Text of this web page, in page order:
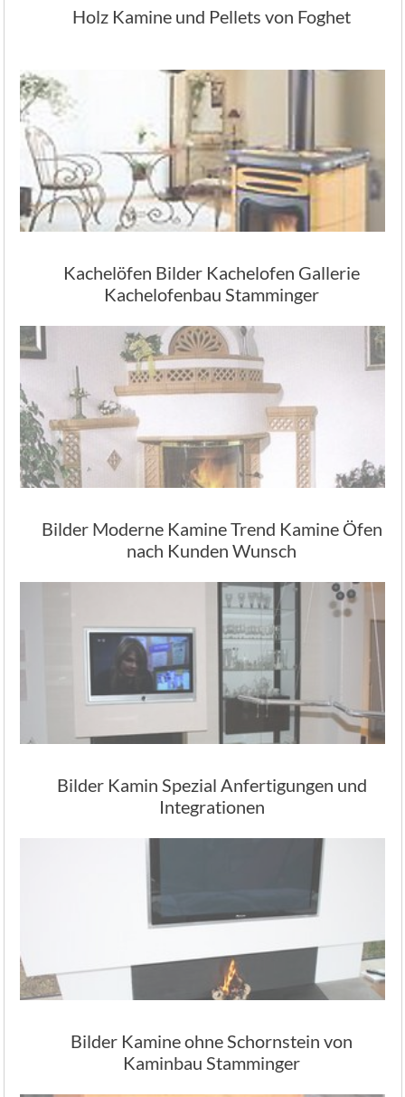
Holz Kamine und Pellets von Foghet
Kachelöfen Bilder Kachelofen Gallerie
Kachelofenbau Stamminger
Bilder Moderne Kamine Trend Kamine Öfen
nach Kunden Wunsch
Bilder Kamin Spezial Anfertigungen und
Integrationen
Bilder Kamine ohne Schornstein von
Kaminbau Stamminger